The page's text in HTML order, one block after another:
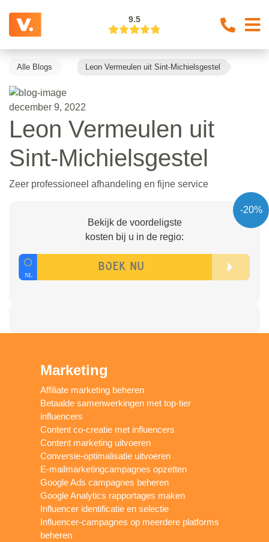
9.5
Alle Blogs Leon Vermeulen uit Sint-Michielsgestel
december 9, 2022
Leon Vermeulen uit
Sint-Michielsgestel
Zeer professioneel afhandeling en fijne service
-20%
Bekijk de voordeligste
kosten bij u in de regio:
Marketing
Affiliate marketing beheren
Betaalde samenwerkingen met top-tier
influencers
Content co-creatie met influencers
Content marketing uitvoeren
Conversie-optimalisatie uitvoeren
E-mailmarketingcampagnes opzetten
Google Ads campagnes beheren
Google Analytics rapportages maken
Influencer identificatie en selectie
Influencer-campagnes op meerdere platforms
beheren